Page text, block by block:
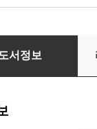
도서정보